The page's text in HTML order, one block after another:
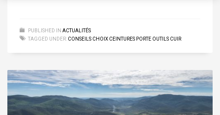
PUBLISHED IN ACTUALITÉS
TAGGED UNDER: CONSEILS CHOIX CEINTURES PORTE OUTILS CUIR